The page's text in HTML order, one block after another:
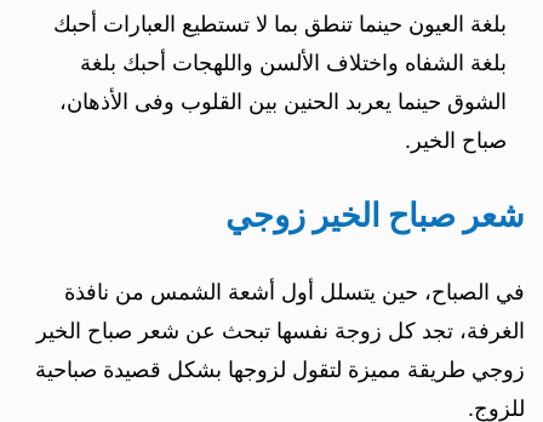
بلغة العيون حينما تنطق بما لا تستطيع العبارات أحبك
بلغة الشفاه واختلاف الألسن واللهجات أحبك بلغة
الشوق حينما يعربد الحنين بين القلوب وفى الأذهان،
صباح الخير.
شعر صباح الخير زوجي
في الصباح، حين يتسلل أول أشعة الشمس من نافذة
الغرفة، تجد كل زوجة نفسها تبحث عن شعر صباح الخير
زوجي طريقة مميزة لتقول لزوجها بشكل قصيدة صباحية
للزوج.